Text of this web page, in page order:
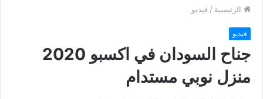
الرئيسية / فيديو
فيديو
جناح السودان في اكسبو 2020
منزل نوبي مستدام